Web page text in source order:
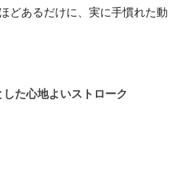
どあるだけに、実に手慣れた動
た心地よいストローク